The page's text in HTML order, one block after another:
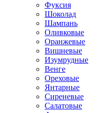
Фуксия
Шоколад
Шампань
Оливковые
Оранжевые
Вишневые
Изумрудные
Венге
Ореховые
Янтарные
Сиреневые
Салатовые